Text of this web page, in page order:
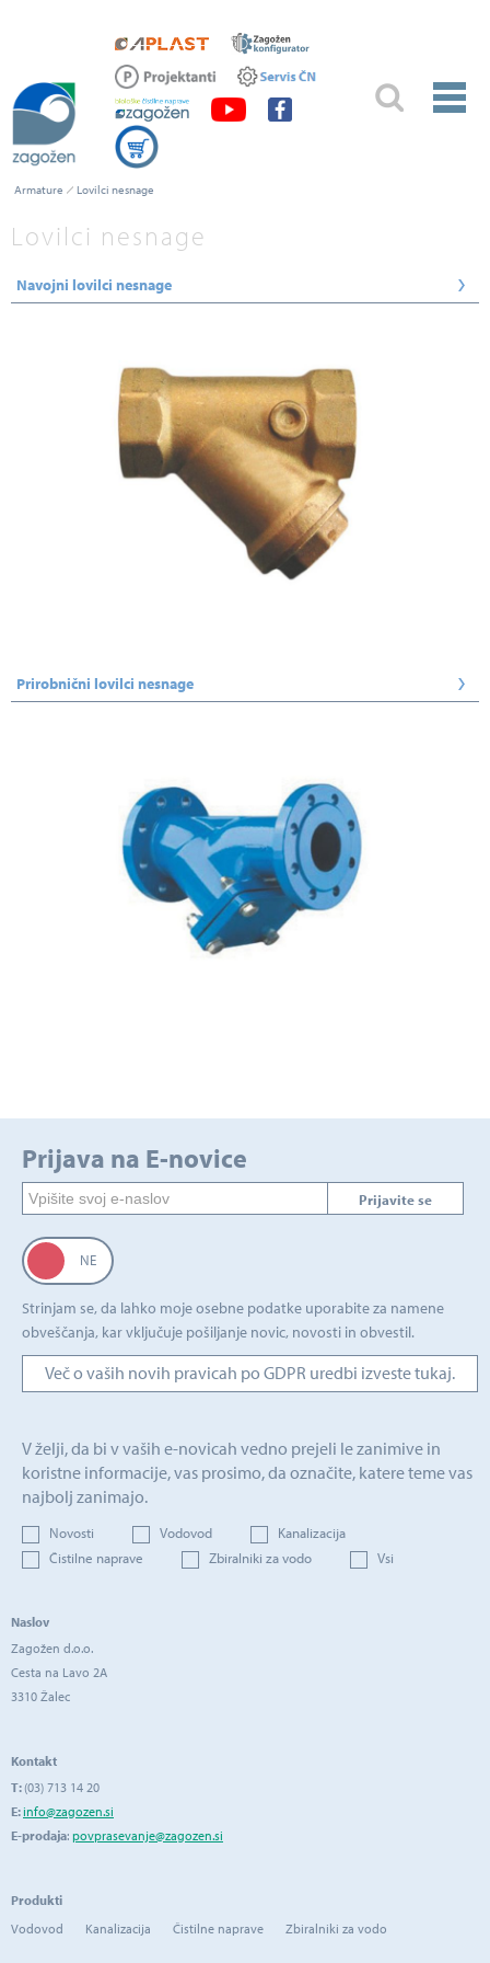
Armature Lovilci nesnage
Lovilci nesnage
Navojni lovilci nesnage
Prirobnični lovilci nesnage
Prijava na E-novice
Prijavite se
Strinjam se, da lahko moje osebne podatke uporabite za namene
obveščanja, kar vključuje pošiljanje novic, novosti in obvestil.
Več o vaših novih pravicah po GDPR uredbi izveste tukaj.
V želji, da bi v vaših e-novicah vedno prejeli le zanimive in
koristne informacije, vas prosimo, da označite, katere teme vas
najbolj zanimajo.
Novosti Vodovod
Kanalizacija
Čistilne naprave
Zbiralniki za vodo Vsi
Naslov
Zagožen d.o.o.
Cesta na Lavo 2A
3310 Žalec
Kontakt
T: (03) 713 14 20
E:info@zagozen.si
E-prodaja: povprasevanje@zagozen.si
Produkti
Vodovod
Kanalizacija Čistilne naprave Zbiralniki za vodo